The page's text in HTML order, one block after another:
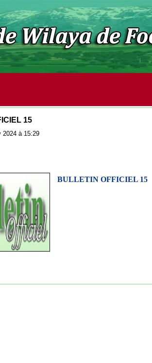
15
2024 à 15:29
BULLETIN OFFICIEL 15